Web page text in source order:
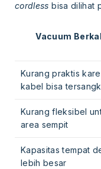
cordless bisa dilihat
Vacuum
Kurang praktis
kabel bisa
Kurang fleksibel
area sempit
Kapasitas tempat
lebih besar